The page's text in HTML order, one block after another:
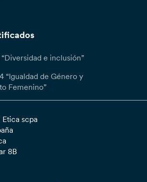
“Diversidad e inclusión”
“Igualdad de Género y
Femenino”
Etica scpa
8B